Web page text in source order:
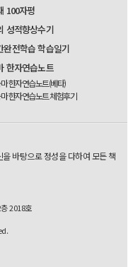
100자평
성적향상수기
완전학습 학습일기
한자연습노트
한자연습노트(베타)
한자연습노트 체험후기
바탕으로 정성을 다하여 모든 책
2018호